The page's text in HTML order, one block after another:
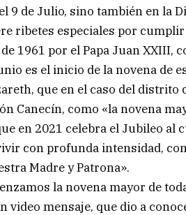
9 de Julio, sino también en la
ribetes especiales por
1961 por el Papa Juan XXIII,
es el inicio de la novena de
que en el caso del
Canecín, como «la novena
en 2021 celebra el Jubileo
con profunda intensidad,
Madre y Patrona».
la novena mayor de
video mensaje, que dio a